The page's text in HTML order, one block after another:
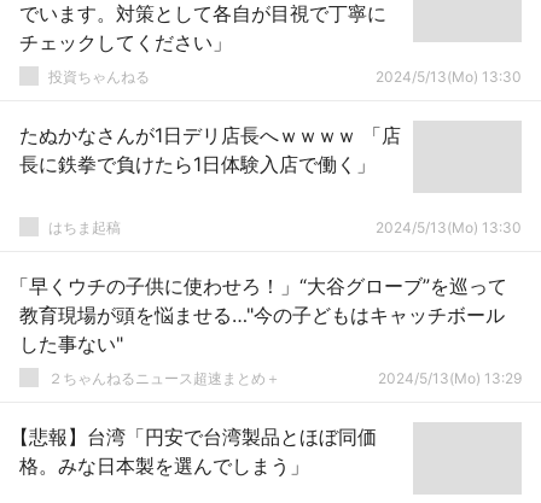
でいます。対策として各自が目視で丁寧に
チェックしてください」
投資ちゃんねる 2024/5/13(Mo) 13:30
たぬかなさんが1日デリ店長へｗｗｗｗ 「店
長に鉄拳で負けたら1日体験入店で働く」
はちま起稿 2024/5/13(Mo) 13:30
「早くウチの子供に使わせろ！」“大谷グローブ”を巡って
教育現場が頭を悩ませる…"今の子どもはキャッチボール
した事ない"
２ちゃんねるニュース超速まとめ＋ 2024/5/13(Mo) 13:29
【悲報】台湾「円安で台湾製品とほぼ同価
格。みな日本製を選んでしまう」